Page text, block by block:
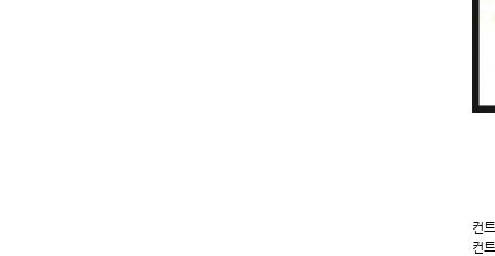
컨
컨